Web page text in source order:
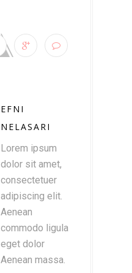
EFNI
NELASARI
Lorem ipsum
dolor sit amet,
consectetuer
adipiscing elit.
Aenean
commodo ligula
eget dolor
Aenean massa.